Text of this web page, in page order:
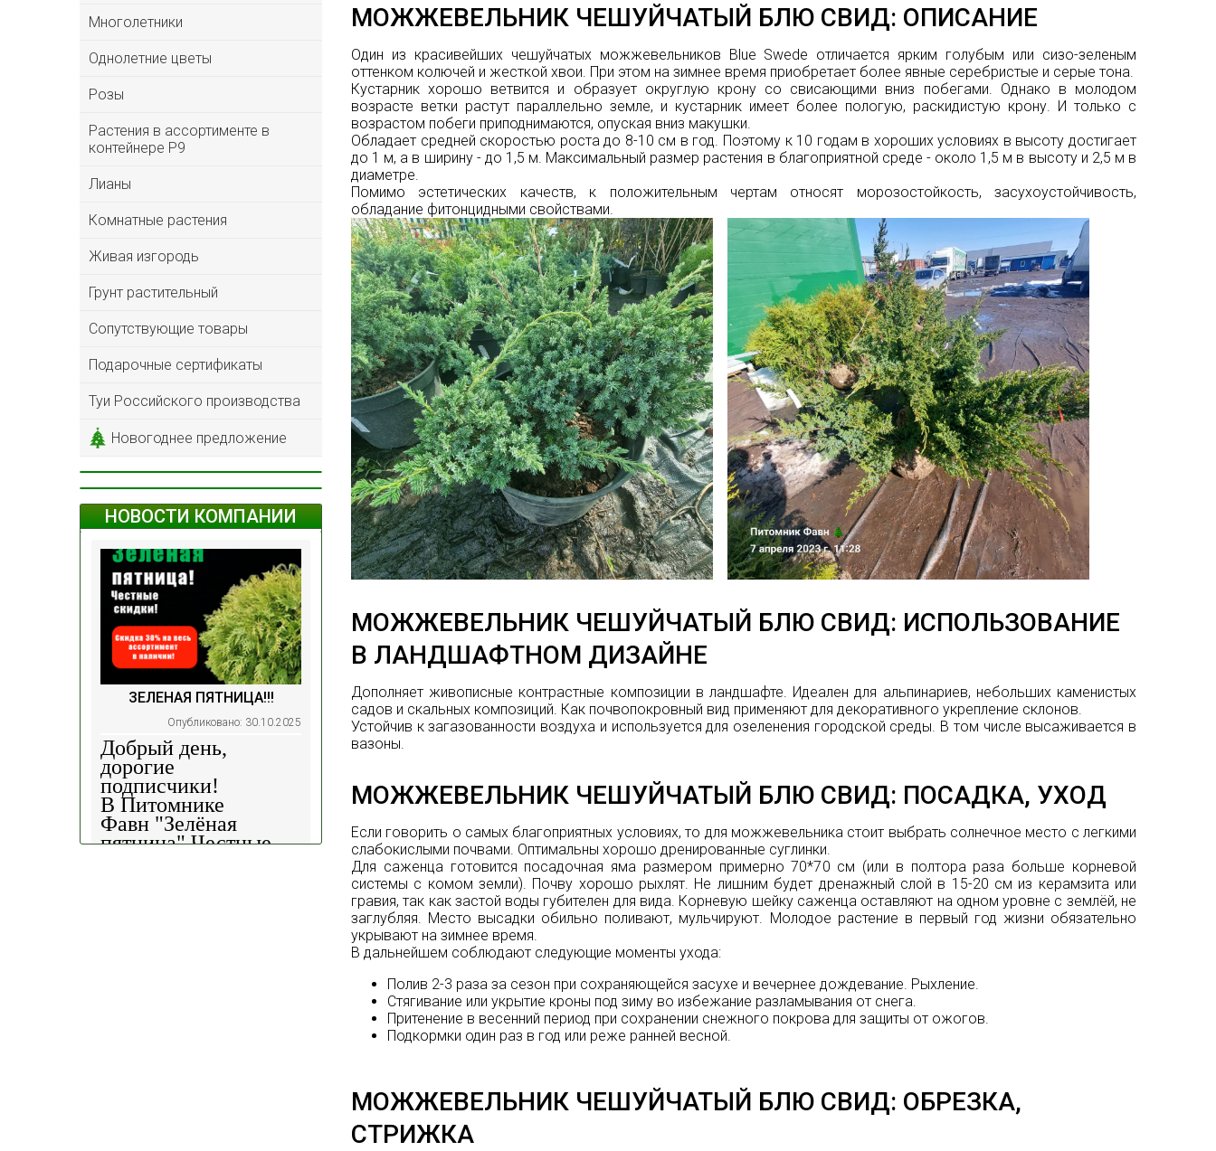
Многолетники
Однолетние цветы
Розы
Растения в ассортименте в
контейнере P9
Лианы
Комнатные растения
Живая изгородь
Грунт растительный
Сопутствующие товары
Подарочные сертификаты
Туи Российского производства
Новогоднее предложение
НОВОСТИ КОМПАНИИ
ЗЕЛЕНАЯ ПЯТНИЦА!!!
Опубликовано: 30.10.2025
Добрый день,
дорогие
подписчики!
В Питомнике
Фавн "Зелёная
пятница".Честные
МОЖЖЕВЕЛЬНИК ЧЕШУЙЧАТЫЙ БЛЮ СВИД: ОПИСАНИЕ
Один из красивейших чешуйчатых можжевельников Blue Swede отличается ярким голубым или сизо-зеленым
оттенком колючей и жесткой хвои. При этом на зимнее время приобретает более явные серебристые и серые тона.
Кустарник хорошо ветвится и образует округлую крону со свисающими вниз побегами. Однако в молодом
возрасте ветки растут параллельно земле, и кустарник имеет более пологую, раскидистую крону. И только с
возрастом побеги приподнимаются, опуская вниз макушки.
Обладает средней скоростью роста до 8-10 см в год. Поэтому к 10 годам в хороших условиях в высоту достигает
до 1 м, а в ширину - до 1,5 м. Максимальный размер растения в благоприятной среде - около 1,5 м в высоту и 2,5 м в
диаметре.
Помимо эстетических качеств, к положительным чертам относят морозостойкость, засухоустойчивость,
обладание фитонцидными свойствами.
МОЖЖЕВЕЛЬНИК ЧЕШУЙЧАТЫЙ БЛЮ СВИД: ИСПОЛЬЗОВАНИЕ
В ЛАНДШАФТНОМ ДИЗАЙНЕ
Дополняет живописные контрастные композиции в ландшафте. Идеален для альпинариев, небольших каменистых
садов и скальных композиций. Как почвопокровный вид применяют для декоративного укрепление склонов.
Устойчив к загазованности воздуха и используется для озеленения городской среды. В том числе высаживается в
вазоны.
МОЖЖЕВЕЛЬНИК ЧЕШУЙЧАТЫЙ БЛЮ СВИД: ПОСАДКА, УХОД
Если говорить о самых благоприятных условиях, то для можжевельника стоит выбрать солнечное место с легкими
слабокислыми почвами. Оптимальны хорошо дренированные суглинки.
Для саженца готовится посадочная яма размером примерно 70*70 см (или в полтора раза больше корневой
системы с комом земли). Почву хорошо рыхлят. Не лишним будет дренажный слой в 15-20 см из керамзита или
гравия, так как застой воды губителен для вида. Корневую шейку саженца оставляют на одном уровне с землёй, не
заглубляя. Место высадки обильно поливают, мульчируют. Молодое растение в первый год жизни обязательно
укрывают на зимнее время.
В дальнейшем соблюдают следующие моменты ухода:
Полив 2-3 раза за сезон при сохраняющейся засухе и вечернее дождевание. Рыхление.
Стягивание или укрытие кроны под зиму во избежание разламывания от снега.
Притенение в весенний период при сохранении снежного покрова для защиты от ожогов.
Подкормки один раз в год или реже ранней весной.
МОЖЖЕВЕЛЬНИК ЧЕШУЙЧАТЫЙ БЛЮ СВИД: ОБРЕЗКА,
СТРИЖКА